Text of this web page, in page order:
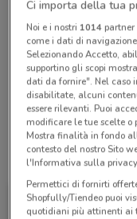
Chiama il
Lunedì n.d.
Martedì n.d.
Mercoledì n.d.
Giovedì n.d.
Venerdì n.d.
Sabato n.d.
Domenica n.d.
081 8612281
Tutte le
Ci importa della tua
Noi e i nostri 1014
come i dati di
Selezionando Accetto,
supportino gli scopi
dati da fornire". Nel caso
disabilitate, alcuni
essere rilevanti. Puoi
modificare le tue scelte o
Mostra finalità in fondo
contesto del nostro Sito
l'Informativa sulla
Permettici di fornirti
Shopfully/Tiendeo puoi
quotidiani più attinenti ai